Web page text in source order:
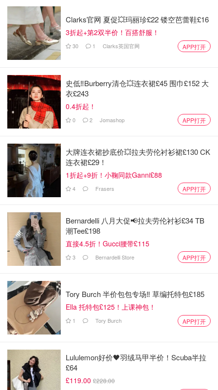
Clarks官网 夏促💥玛丽珍£22 镂空芭蕾鞋£16
3折起+第2双半价！百搭舒服！
30 1 Clarks英国官网 APP打开
史低‼️Burberry清仓💥连衣裙£45 围巾£152 大
衣£243
0.4折起！
0 2 Jomashop APP打开
大牌连衣裙抄底价💥拉夫劳伦衬衫裙£130 CK
连衣裙£29！
1折起+9折！小鞠同款Ganni£88
4 Frasers APP打开
Bernardelli 八月大促📢拉夫劳伦衬衫£34 TB
潮Tee£198
直接4.5折！Gucci腰带£115
3 Bernardelli Store APP打开
Tory Burch 半价包包专场‼️ 草编托特包£185
Ella 托特包£125！上课神包！
1 Tory Burch APP打开
Lululemon好价🖤羽绒马甲半价！Scuba半拉
£64
£119.00 £228.00